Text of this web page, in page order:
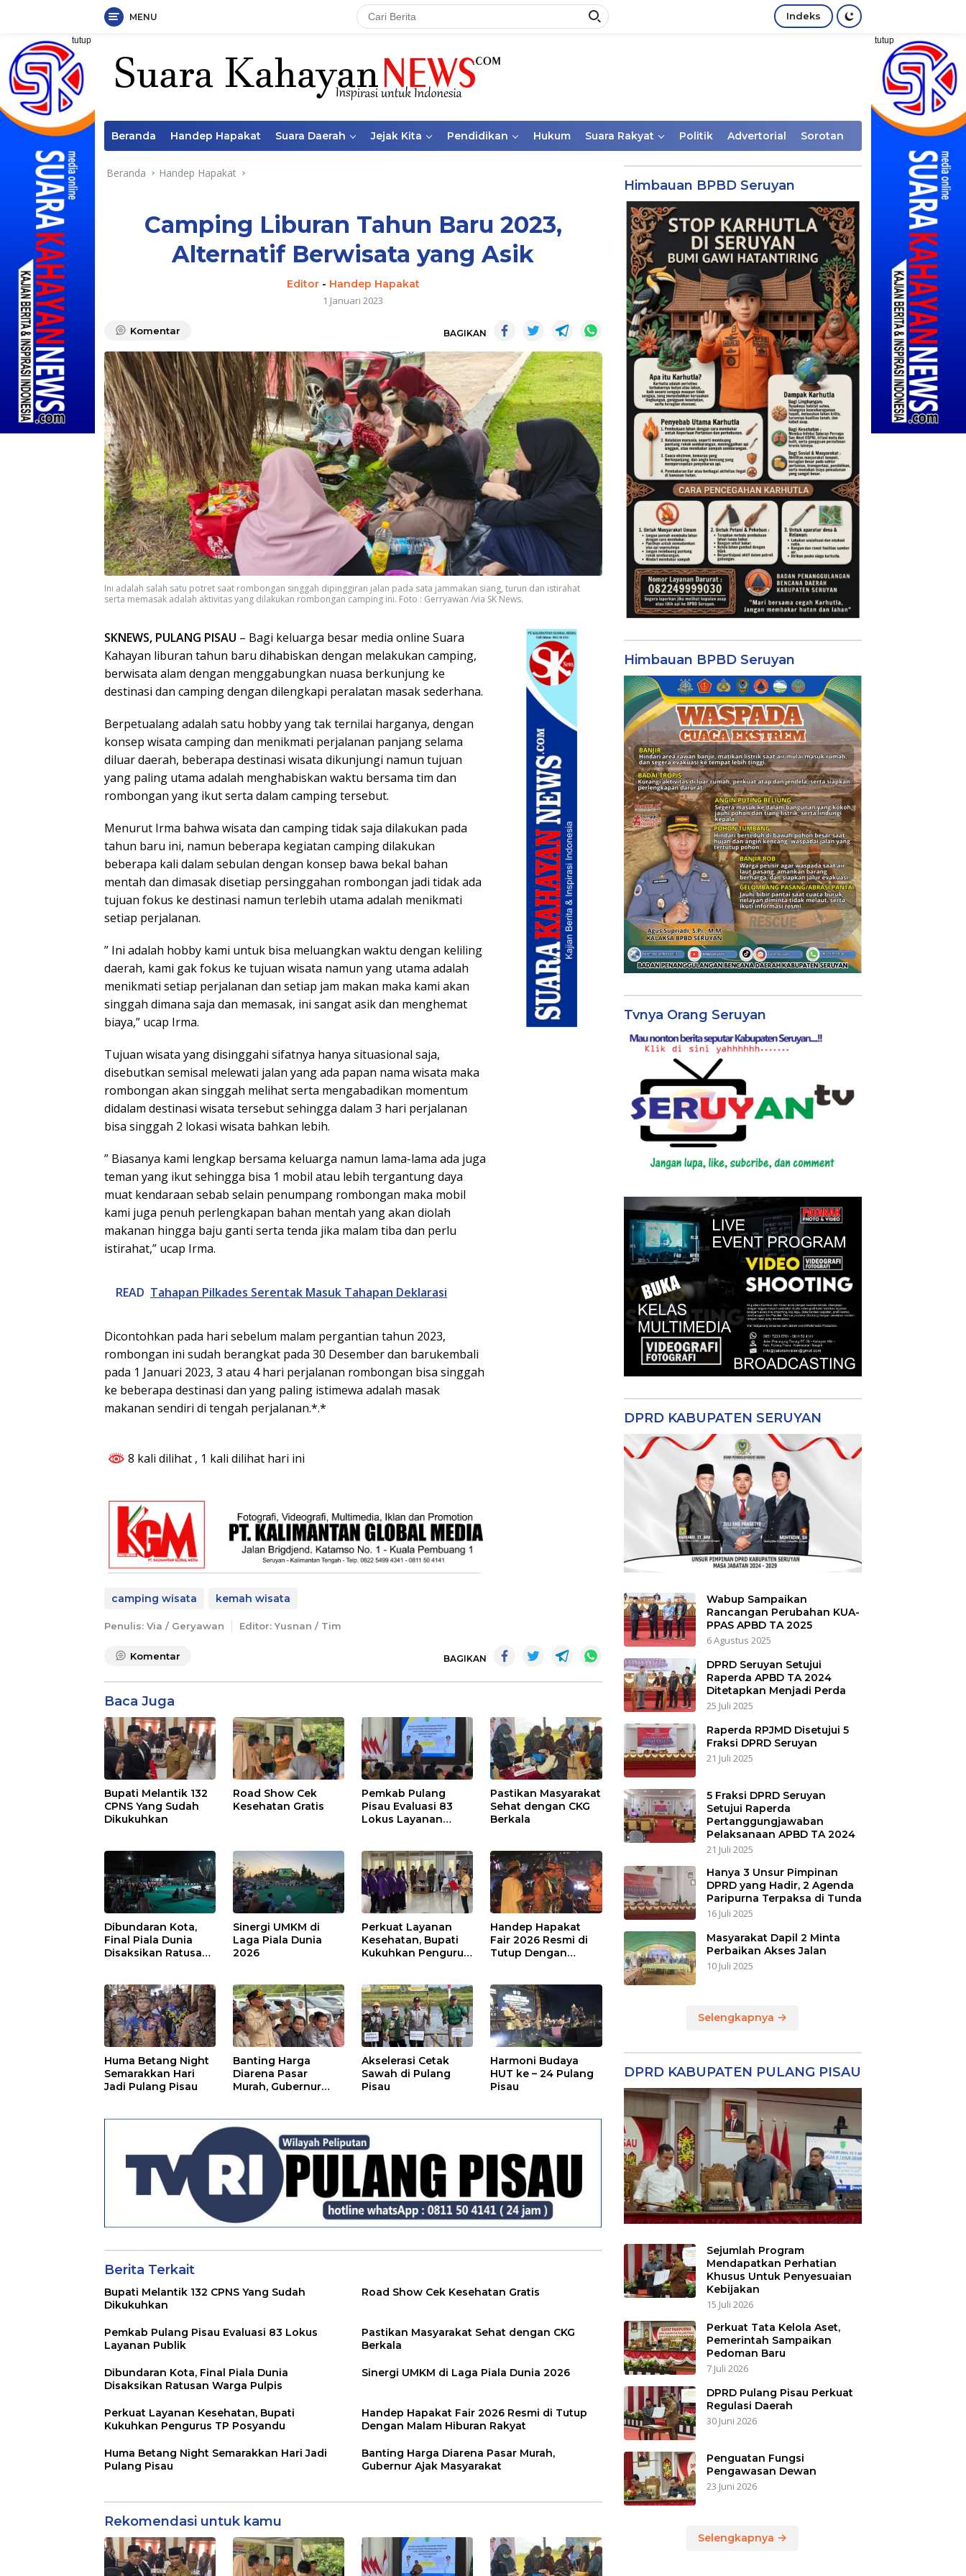
Langsung
konten
MENU Indeks
tutup tutup
Beranda Handep Hapakat Suara Daerah Jejak Kita Pendidikan Hukum Suara Rakyat Politik Advertorial Sorotan
Beranda Handep Hapakat
Camping Liburan Tahun Baru 2023,
Alternatif Berwisata yang Asik
Editor- Handep Hapakat
1 Januari 2023
Komentar BAGIKAN
Ini adalah salah satu potret saat rombongan singgah dipinggiran jalan pada sata jammakan siang, turun dan istirahat
serta memasak adalah aktivitas yang dilakukan rombongan camping ini. Foto : Gerryawan /via SK News.
SKNEWS, PULANG PISAU – Bagi keluarga besar media online Suara
Kahayan liburan tahun baru dihabiskan dengan melakukan camping,
berwisata alam dengan menggabungkan nuasa berkunjung ke
destinasi dan camping dengan dilengkapi peralatan masak sederhana.
Berpetualang adalah satu hobby yang tak ternilai harganya, dengan
konsep wisata camping dan menikmati perjalanan panjang selama
diluar daerah, beberapa destinasi wisata dikunjungi namun tujuan
yang paling utama adalah menghabiskan waktu bersama tim dan
rombongan yang ikut serta dalam camping tersebut.
Menurut Irma bahwa wisata dan camping tidak saja dilakukan pada
tahun baru ini, namun beberapa kegiatan camping dilakukan
beberapa kali dalam sebulan dengan konsep bawa bekal bahan
mentah dan dimasak disetiap persinggahan rombongan jadi tidak ada
tujuan fokus ke destinasi namun terlebih utama adalah menikmati
setiap perjalanan.
” Ini adalah hobby kami untuk bisa meluangkan waktu dengan keliling
daerah, kami gak fokus ke tujuan wisata namun yang utama adalah
menikmati setiap perjalanan dan setiap jam makan maka kami akan
singgah dimana saja dan memasak, ini sangat asik dan menghemat
biaya,” ucap Irma.
Tujuan wisata yang disinggahi sifatnya hanya situasional saja,
disebutkan semisal melewati jalan yang ada papan nama wisata maka
rombongan akan singgah melihat serta mengabadikan momentum
didalam destinasi wisata tersebut sehingga dalam 3 hari perjalanan
bisa singgah 2 lokasi wisata bahkan lebih.
” Biasanya kami lengkap bersama keluarga namun lama-lama ada juga
teman yang ikut sehingga bisa 1 mobil atau lebih tergantung daya
muat kendaraan sebab selain penumpang rombongan maka mobil
kami juga penuh perlengkapan bahan mentah yang akan diolah
makanan hingga baju ganti serta tenda jika malam tiba dan perlu
istirahat,” ucap Irma.
READ Tahapan Pilkades Serentak Masuk Tahapan Deklarasi
Dicontohkan pada hari sebelum malam pergantian tahun 2023,
rombongan ini sudah berangkat pada 30 Desember dan barukembali
pada 1 Januari 2023, 3 atau 4 hari perjalanan rombongan bisa singgah
ke beberapa destinasi dan yang paling istimewa adalah masak
makanan sendiri di tengah perjalanan.*.*
8 kali dilihat , 1 kali dilihat hari ini
camping wisata kemah wisata
Penulis: Via / Geryawan Editor: Yusnan / Tim
Komentar BAGIKAN
Baca Juga
Bupati Melantik 132
CPNS Yang Sudah
Dikukuhkan
Road Show Cek
Kesehatan Gratis
Pemkab Pulang
Pisau Evaluasi 83
Lokus Layanan
Pastikan Masyarakat
Sehat dengan CKG
Berkala
Dibundaran Kota,
Final Piala Dunia
Disaksikan Ratusan
Sinergi UMKM di
Laga Piala Dunia
2026
Perkuat Layanan
Kesehatan, Bupati
Kukuhkan Pengurus
Handep Hapakat
Fair 2026 Resmi di
Tutup Dengan
Huma Betang Night
Semarakkan Hari
Jadi Pulang Pisau
Banting Harga
Diarena Pasar
Murah, Gubernur
Akselerasi Cetak
Sawah di Pulang
Pisau
Harmoni Budaya
HUT ke – 24 Pulang
Pisau
Berita Terkait
Bupati Melantik 132 CPNS Yang Sudah
Dikukuhkan
Road Show Cek Kesehatan Gratis
Pemkab Pulang Pisau Evaluasi 83 Lokus
Layanan Publik
Pastikan Masyarakat Sehat dengan CKG
Berkala
Dibundaran Kota, Final Piala Dunia
Disaksikan Ratusan Warga Pulpis
Sinergi UMKM di Laga Piala Dunia 2026
Perkuat Layanan Kesehatan, Bupati
Kukuhkan Pengurus TP Posyandu
Handep Hapakat Fair 2026 Resmi di Tutup
Dengan Malam Hiburan Rakyat
Huma Betang Night Semarakkan Hari Jadi
Pulang Pisau
Banting Harga Diarena Pasar Murah,
Gubernur Ajak Masyarakat
Rekomendasi untuk kamu
Himbauan BPBD Seruyan
Himbauan BPBD Seruyan
Tvnya Orang Seruyan
DPRD KABUPATEN SERUYAN
Wabup Sampaikan
Rancangan Perubahan KUA-
PPAS APBD TA 2025
6 Agustus 2025
DPRD Seruyan Setujui
Raperda APBD TA 2024
Ditetapkan Menjadi Perda
25 Juli 2025
Raperda RPJMD Disetujui 5
Fraksi DPRD Seruyan
21 Juli 2025
5 Fraksi DPRD Seruyan
Setujui Raperda
Pertanggungjawaban
Pelaksanaan APBD TA 2024
21 Juli 2025
Hanya 3 Unsur Pimpinan
DPRD yang Hadir, 2 Agenda
Paripurna Terpaksa di Tunda
16 Juli 2025
Masyarakat Dapil 2 Minta
Perbaikan Akses Jalan
10 Juli 2025
Selengkapnya
DPRD KABUPATEN PULANG PISAU
Sejumlah Program
Mendapatkan Perhatian
Khusus Untuk Penyesuaian
Kebijakan
15 Juli 2026
Perkuat Tata Kelola Aset,
Pemerintah Sampaikan
Pedoman Baru
7 Juli 2026
DPRD Pulang Pisau Perkuat
Regulasi Daerah
30 Juni 2026
Penguatan Fungsi
Pengawasan Dewan
23 Juni 2026
Selengkapnya